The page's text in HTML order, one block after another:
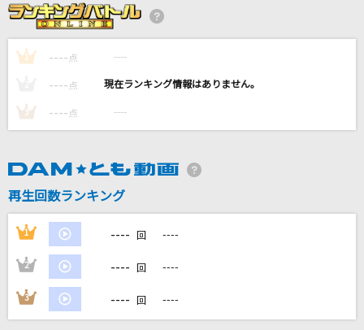
Kimeru
とてと
パペットスンスン
バビロン
なとり
カラオケ最新情報をチェック！
1 ---- 点 ----
---- 点 ----
3 ---- 点 ----
再生回数ランキング
1 ---- 回 ----
2 ---- 回 ----
3 ---- 回 ----